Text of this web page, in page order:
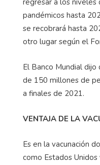
regresar a los niveles
pandémicos hasta
se recobrará hasta
otro lugar según el
El Banco Mundial
de 150 millones de
a finales de 2021.
VENTAJA DE LA
Es en la vacunación
como Estados Unidos